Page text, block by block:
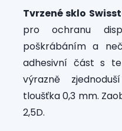
Tvrzené sklo
pro ochranu
poškrábáním a
adhesivní část s
výrazně
tloušťka 0,3 mm.
2,5D.